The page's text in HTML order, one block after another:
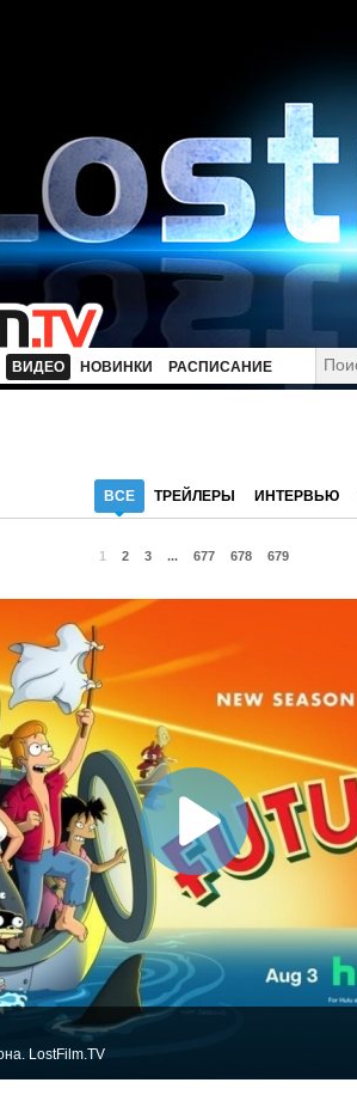
ВИДЕО НОВИНКИ РАСПИСАНИЕ
ВСЕ ТРЕЙЛЕРЫ ИНТЕРВЬЮ
1 2 3 ... 677 678 679
LostFilm.TV